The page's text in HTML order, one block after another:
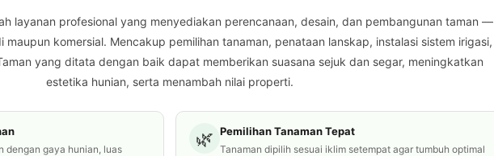
layanan profesional yang menyediakan perencanaan, desain, dan pembangunan taman —
komersial. Mencakup pemilihan tanaman, penataan lanskap, instalasi sistem irigasi,
yang ditata dengan baik dapat memberikan suasana sejuk dan segar, meningkatkan
estetika hunian, serta menambah nilai properti.
dengan gaya hunian, luas
🌿 Pemilihan Tanaman Tepat
Tanaman dipilih sesuai iklim setempat agar tumbuh optimal